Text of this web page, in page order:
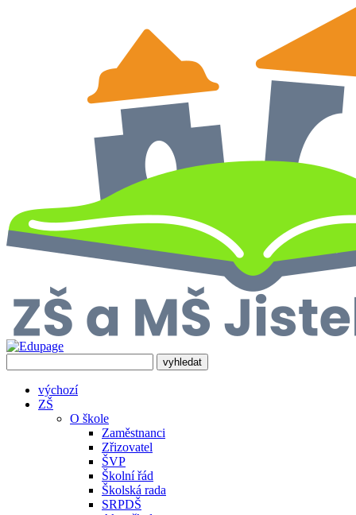
výchozí
ZŠ
O škole
Zaměstnanci
Zřizovatel
ŠVP
Školní řád
Školská rada
SRPDŠ